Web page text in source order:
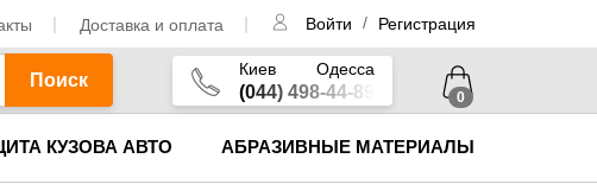
Доставка и оплата Войти / Регистрация
Поиск
Киев Одесса
(044) 498-44-89 0
КУЗОВА АВТО АБРАЗИВНЫЕ МАТЕРИАЛЫ